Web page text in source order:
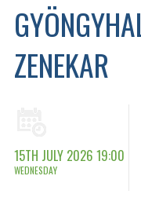
ZENEKAR
15TH JULY 2026 19:00
WEDNESDAY